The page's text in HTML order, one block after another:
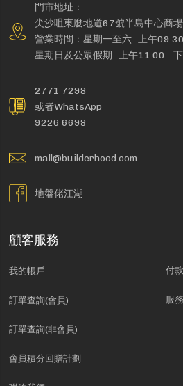
門市地址：
尖沙咀東麼地道67號半島中心商
營業時間：星期一至六 : 上午
星期日及公眾假期 : 上午11:00 -
2771 7298
或者WhatsApp
9226 6698
mall@builderhood.com
地盤佬江湖
顧客服務
我的帳戶
訂單查詢(會員)
訂單查詢(非會員)
會員積分回贈計劃
付
服